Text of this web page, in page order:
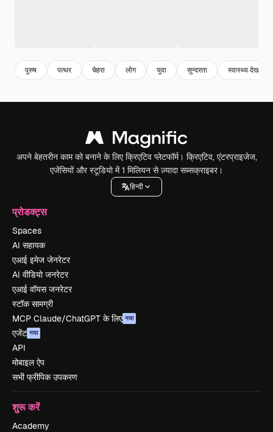
पुरुष पत्थर चेहरा लोग युवा सुन्दरता स्वास्थ्य देखभाल
अपने बेहतरीन काम को बनाने के लिए क्रिएटिव प्लेटफॉर्म। क्रिएटिव, एंटरप्राइजेज,
एजेंसियों और स्टूडियो में 1 मिलियन से ज़्यादा सब्सक्राइबर।
हिन्दी
प्रोडक्ट्स
Spaces
AI सहायक
एआई इमेज जेनरेटर
AI वीडियो जनरेटर
एआई वॉयस जनरेटर
स्टॉक सामग्री
MCP Claude/ChatGPT के लिए नया
एजेंट नया
API
मोबाइल ऐप
सभी फ्रीपिक उपकरण
शुरू करें
Academy